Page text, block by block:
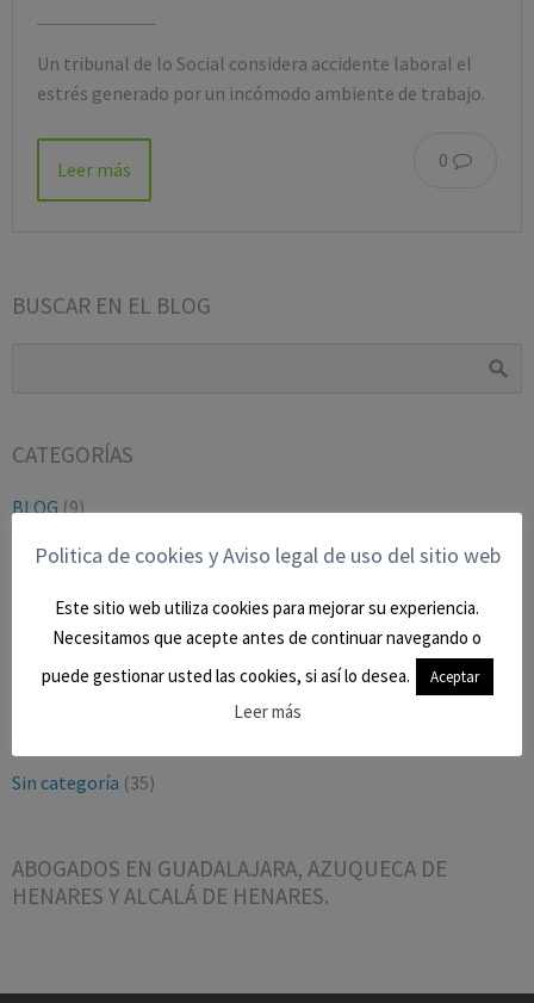
Un tribunal de lo Social considera accidente laboral el
estrés generado por un incómodo ambiente de trabajo.
0
Leer más
BUSCAR EN EL BLOG
CATEGORÍAS
BLOG(9)
CIVIL(27)
LABORAL Y SEGURIDAD SOCIAL
(16)
Mercantil
Sin categoría (35)
ABOGADOS EN GUADALAJARA, AZUQUECA DE
HENARES Y ALCALÁ DE HENARES.
Politica de cookies y Aviso legal de uso del sitio web
Este sitio web utiliza cookies para mejorar su experiencia.
Necesitamos que acepte antes de continuar navegando o
puede gestionar usted las cookies, si así lo desea.
Aceptar
Leer más